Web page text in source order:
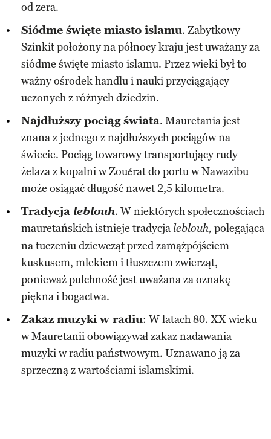
od zera.
Siódme święte miasto islamu. Zabytkowy
Szinkit położony na północy kraju jest uważany za
siódme święte miasto islamu. Przez wieki był to
ważny ośrodek handlu i nauki przyciągający
uczonych z różnych dziedzin.
Najdłuższy pociąg świata. Mauretania jest
znana z jednego z najdłuższych pociągów na
świecie. Pociąg towarowy transportujący rudy
żelaza z kopalni w Zouérat do portu w Nawazibu
może osiągać długość nawet 2,5 kilometra.
Tradycja leblouh. W niektórych społecznościach
mauretańskich istnieje tradycja leblouh, polegająca
na tuczeniu dziewcząt przed zamążpójściem
kuskusem, mlekiem i tłuszczem zwierząt,
ponieważ pulchność jest uważana za oznakę
piękna i bogactwa.
Zakaz muzyki w radiu: W latach 80. XX wieku
w Mauretanii obowiązywał zakaz nadawania
muzyki w radiu państwowym. Uznawano ją za
sprzeczną z wartościami islamskimi.